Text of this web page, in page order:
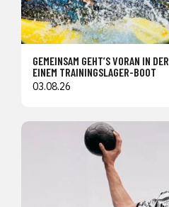
GEMEINSAM GEHT’S VORAN IN
EINEM TRAININGSLAGER-BOOT
03.08.26